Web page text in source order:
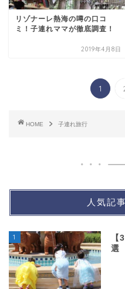
リゾナーレ熱海の噂の口コ
ミ！子連れママが徹底調査！
2019年4月8日
1
HOME 子連れ旅行
人気記
1
選